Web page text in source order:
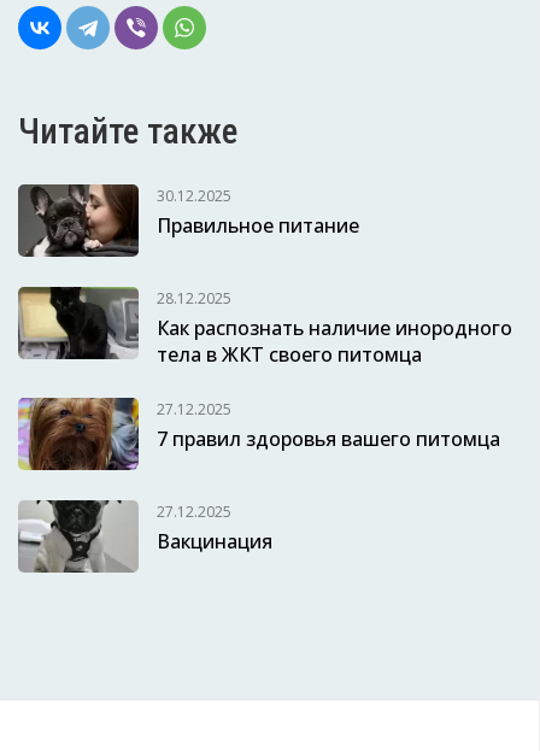
Читайте также
30.12.2025
Правильное питание
28.12.2025
Как распознать наличие инородного
тела в ЖКТ своего питомца
27.12.2025
7 правил здоровья вашего питомца
27.12.2025
Вакцинация